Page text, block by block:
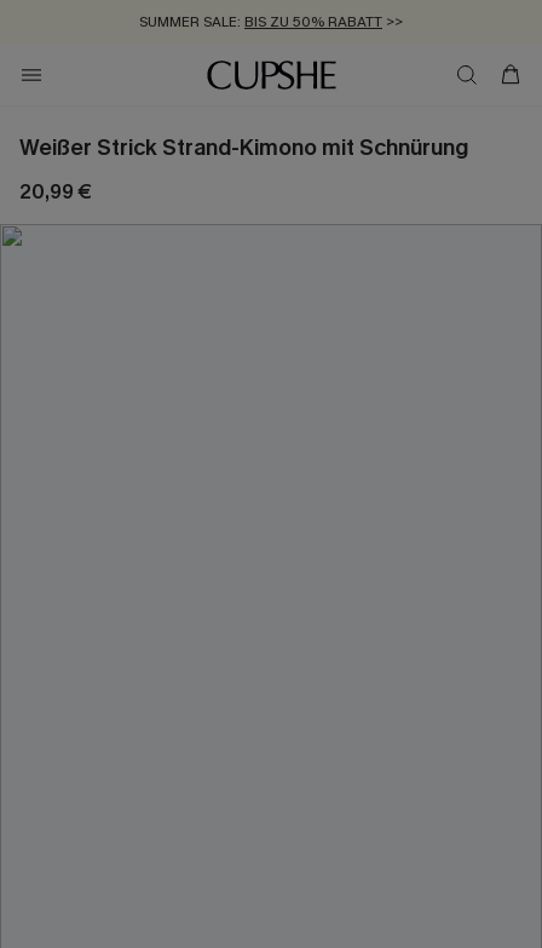
SUMMER SALE: BIS ZU 50% RABATT >>
ZUM NEWSLETTER:BIS ZU -20% EXTRA ERHALTEN
KOSTENLOSER VERSAND AB 89 €
Weißer Strick Strand-Kimono mit Schnürung
20,99 €